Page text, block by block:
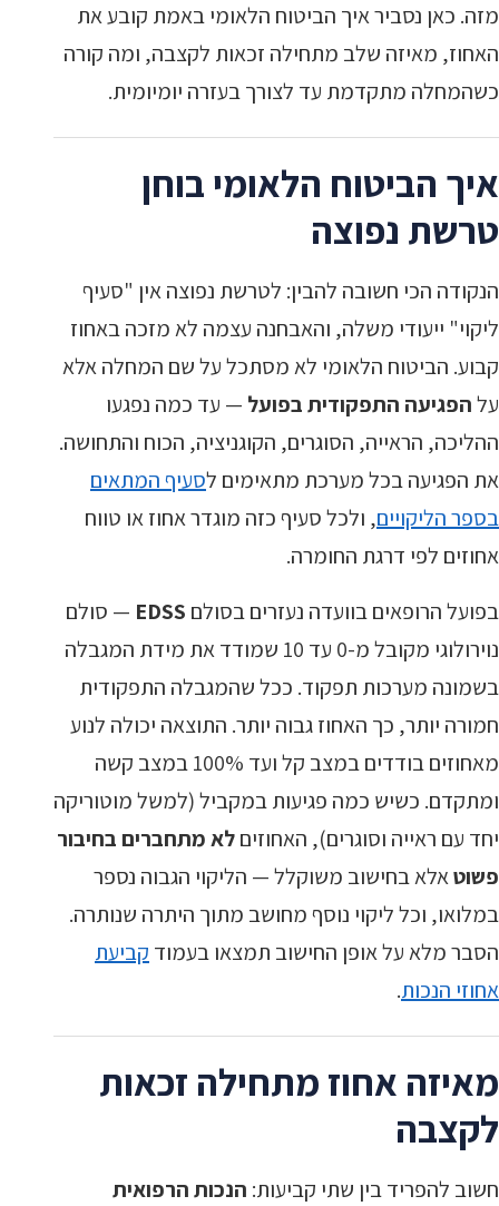
מזה. כאן נסביר איך הביטוח הלאומי באמת קובע את
האחוז, מאיזה שלב מתחילה זכאות לקצבה, ומה קורה
כשהמחלה מתקדמת עד לצורך בעזרה יומיומית.
איך הביטוח הלאומי בוחן
טרשת נפוצה
הנקודה הכי חשובה להבין: לטרשת נפוצה אין "סעיף
ליקוי" ייעודי משלה, והאבחנה עצמה לא מזכה באחוז
קבוע. הביטוח הלאומי לא מסתכל על שם המחלה אלא
עלהפגיעה התפקודית בפועל — עד כמה נפגעו
ההליכה, הראייה, הסוגרים, הקוגניציה, הכוח והתחושה.
את הפגיעה בכל מערכת מתאימים לסעיף המתאים
בספר הליקויים, ולכל סעיף כזה מוגדר אחוז או טווח
אחוזים לפי דרגת החומרה.
בפועל הרופאים בוועדה נעזרים בסולם EDSS — סולם
נוירולוגי מקובל מ-0 עד 10 שמודד את מידת המגבלה
בשמונה מערכות תפקוד. ככל שהמגבלה התפקודית
חמורה יותר, כך האחוז גבוה יותר. התוצאה יכולה לנוע
מאחוזים בודדים במצב קל ועד 100% במצב קשה
ומתקדם. כשיש כמה פגיעות במקביל (למשל מוטוריקה
יחד עם ראייה וסוגרים), האחוזיםלא מתחברים בחיבור
פשוטאלא בחישוב משוקלל — הליקוי הגבוה נספר
במלואו, וכל ליקוי נוסף מחושב מתוך היתרה שנותרה.
הסבר מלא על אופן החישוב תמצאו בעמוד קביעת
אחוזי הנכות.
מאיזה אחוז מתחילה זכאות
לקצבה
חשוב להפריד בין שתי קביעות: הנכות הרפואית